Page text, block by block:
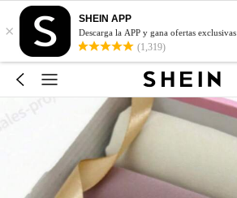
×
SHEIN APP
Descarga la APP y gana ofertas exclusivas
(1,319)